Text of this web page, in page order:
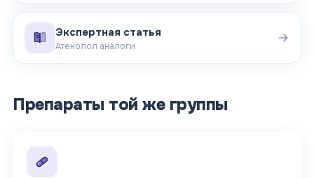
Экспертная статья
Атенолол аналоги
Препараты той же группы